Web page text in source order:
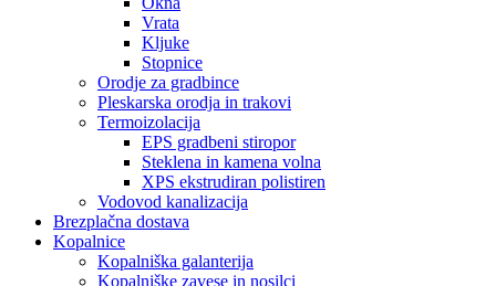
Vrata
Kljuke
Stopnice
Orodje za gradbince
Pleskarska orodja in trakovi
Termoizolacija
EPS gradbeni stiropor
Steklena in kamena volna
XPS ekstrudiran polistiren
Vodovod kanalizacija
Brezplačna dostava
Kopalnice
Kopalniška galanterija
Kopalniške zavese in nosilci